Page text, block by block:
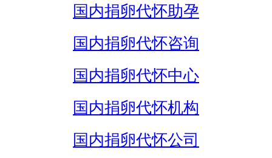
国内捐卵代怀助孕
国内捐卵代怀咨询
国内捐卵代怀中心
国内捐卵代怀机构
国内捐卵代怀公司